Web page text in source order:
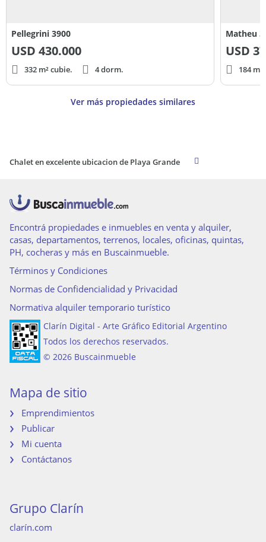
Pellegrini 3900
USD 430.000
332 m² cubie. 4 dorm.
Matheu
USD
184
Ver más propiedades similares
Chalet en excelente ubicacion de Playa Grande
Encontrá propiedades e inmuebles en venta y alquiler,
casas, departamentos, terrenos, locales, oficinas, quintas,
PH, cocheras y más en Buscainmueble.
Términos y Condiciones
Normas de Confidencialidad y Privacidad
Normativa alquiler temporario turístico
Clarín Digital - Arte Gráfico Editorial Argentino
Todos los derechos reservados.
© 2026 Buscainmueble
Mapa de sitio
Emprendimientos
Publicar
Mi cuenta
Contáctanos
Grupo Clarín
clarín.com